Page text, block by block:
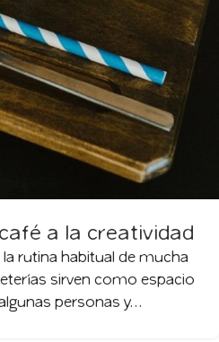
a la creatividad
rutina habitual de mucha
sirven como espacio
personas y...